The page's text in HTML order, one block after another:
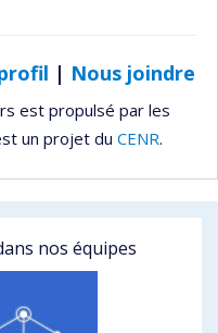
| Nous joindre
est propulsé par les
un projet du CENR.
nos équipes